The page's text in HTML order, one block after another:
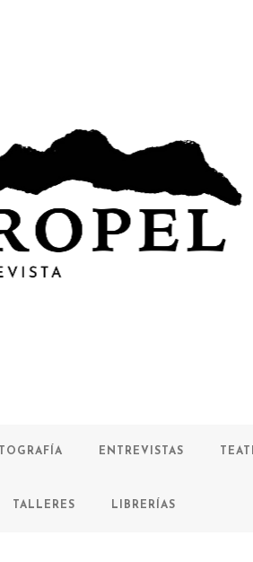
ENTREVISTAS
TALLERES LIBRERÍAS